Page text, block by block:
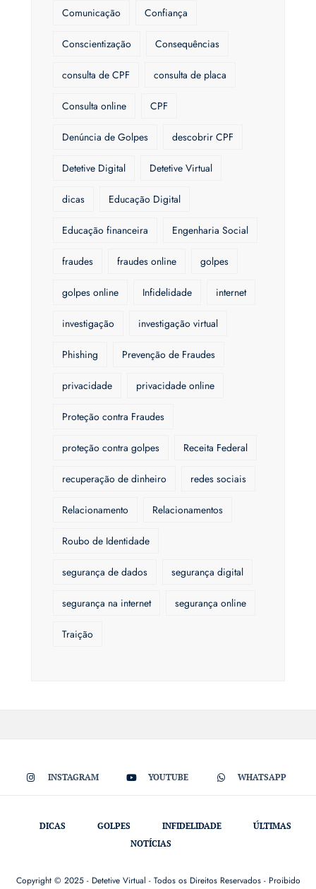
Comunicação Confiança
Conscientização Consequências
consulta de CPF consulta de placa
Consulta online CPF
Denúncia de Golpes descobrir CPF
Detetive Digital Detetive Virtual
dicas Educação Digital
Educação financeira Engenharia Social
fraudes fraudes online golpes
golpes online Infidelidade internet
investigação investigação virtual
Phishing Prevenção de Fraudes
privacidade privacidade online
Proteção contra Fraudes
proteção contra golpes Receita Federal
recuperação de dinheiro redes sociais
Relacionamento Relacionamentos
Roubo de Identidade
segurança de dados segurança digital
segurança na internet segurança online
Traição
INSTAGRAM YOUTUBE WHATSAPP
DICAS GOLPES INFIDELIDADE
ÚLTIMAS
NOTÍCIAS
Copyright © 2025 - Detetive Virtual - Todos os Direitos Reservados - Proibido